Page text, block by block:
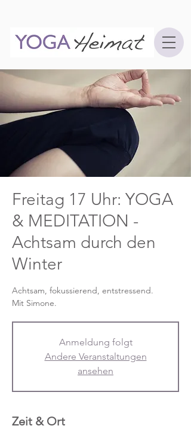
Freitag 17 Uhr: YOGA
& MEDITATION -
Achtsam durch den
Winter
Achtsam, fokussierend, entstressend.
Mit Simone.
Anmeldung folgt
Andere Veranstaltungen
ansehen
Zeit & Ort